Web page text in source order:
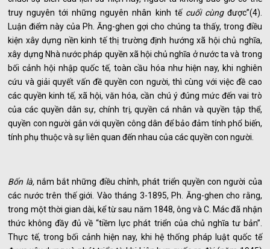
truy nguyên tới những nguyên nhân kinh tế cuối cùngđược”(4).
Luận điểm này của Ph. Ăng-ghen gợi cho chúng ta thấy, trong điều
kiện xây dựng nền kinh tế thị trường định hướng xã hội chủ nghĩa,
xây dựng Nhà nước pháp quyền xã hội chủ nghĩa ở nước ta và trong
bối cảnh hội nhập quốc tế, toàn cầu hóa như hiện nay, khi nghiên
cứu và giải quyết vấn đề quyền con người, thì cùng với việc đề cao
các quyền kinh tế, xã hội, văn hóa, cần chú ý đúng mức đến vai trò
của các quyền dân sự, chính trị, quyền cá nhân và quyền tập thể,
quyền con người gắn với quyền công dân để bảo đảm tính phổ biến,
tính phụ thuộc và sự liên quan đến nhau của các quyền con người.
Bốn là,nắm bắt những điều chỉnh, phát triển quyền con người của
các nước trên thế giới. Vào tháng 3-1895, Ph. Ăng-ghen cho rằng,
trong một thời gian dài, kể từ sau năm 1848, ông và C. Mác đã nhận
thức không đầy đủ về “tiềm lực phát triển của chủ nghĩa tư bản”.
Thực tế, trong bối cảnh hiện nay, khi hệ thống pháp luật quốc tế